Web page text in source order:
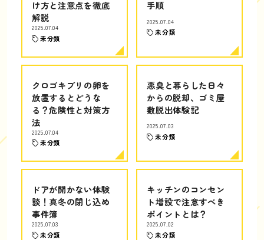
け方と注意点を徹底
解説
2025.07.04
未分類
手順
2025.07.04
未分類
クロゴキブリの卵を
放置するとどうな
る？危険性と対策方
法
2025.07.04
未分類
悪臭と暮らした日々
からの脱却、ゴミ屋
敷脱出体験記
2025.07.03
未分類
ドアが開かない体験
談！真冬の閉じ込め
事件簿
2025.07.03
未分類
キッチンのコンセン
ト増設で注意すべき
ポイントとは？
2025.07.02
未分類